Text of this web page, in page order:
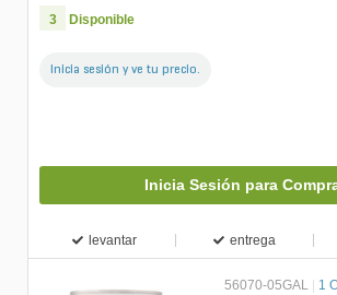
3 Disponible
Inicia sesión y ve tu precio.
Inicia Sesión para
levantar entrega
56070-05GAL 1